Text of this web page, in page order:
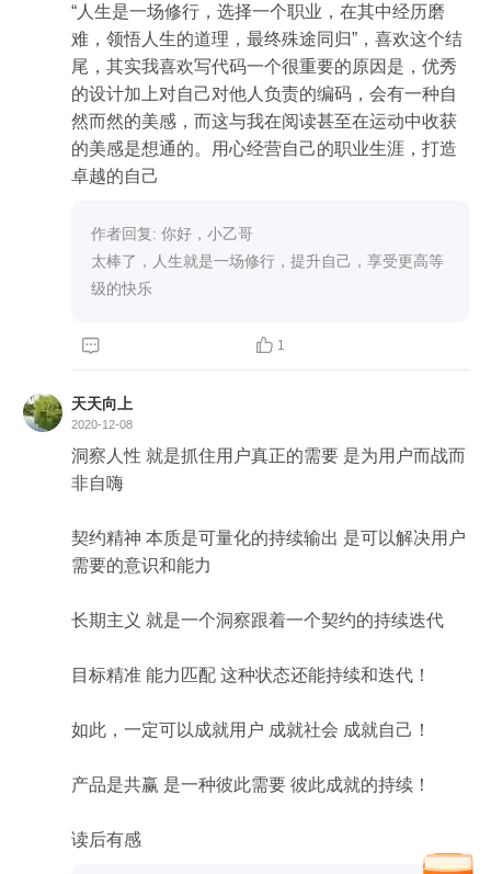
“人生是一场修行，选择一个职业，在其中经历磨
难，领悟人生的道理，最终殊途同归”，喜欢这个结
尾，其实我喜欢写代码一个很重要的原因是，优秀
的设计加上对自己对他人负责的编码，会有一种自
然而然的美感，而这与我在阅读甚至在运动中收获
的美感是想通的。用心经营自己的职业生涯，打造
卓越的自己
作者回复: 你好，小乙哥
太棒了，人生就是一场修行，提升自己，享受更高等
级的快乐
  1
天天向上
2020-12-08
洞察人性 就是抓住用户真正的需要 是为用户而战而
非自嗨
契约精神 本质是可量化的持续输出 是可以解决用户
需要的意识和能力
长期主义 就是一个洞察跟着一个契约的持续迭代
目标精准 能力匹配 这种状态还能持续和迭代！
如此，一定可以成就用户 成就社会 成就自己！
产品是共赢 是一种彼此需要 彼此成就的持续！